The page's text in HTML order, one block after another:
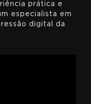
prática e
especialista em
digital da